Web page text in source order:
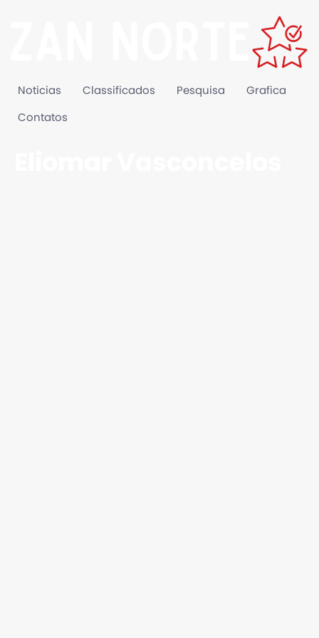
Noticias Classificados Pesquisa Grafica
Contatos